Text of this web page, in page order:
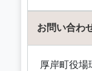
お問い合わ
厚岸町役場